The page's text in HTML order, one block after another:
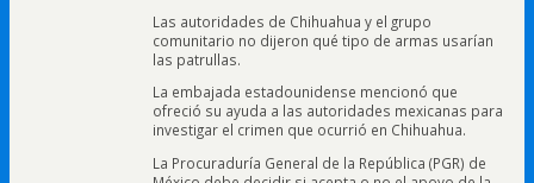
Las autoridades de Chihuahua y el grupo
comunitario no dijeron qué tipo de armas usarían
las patrullas.
La embajada estadounidense mencionó que
ofreció su ayuda a las autoridades mexicanas para
investigar el crimen que ocurrió en Chihuahua.
La Procuraduría General de la República (PGR) de